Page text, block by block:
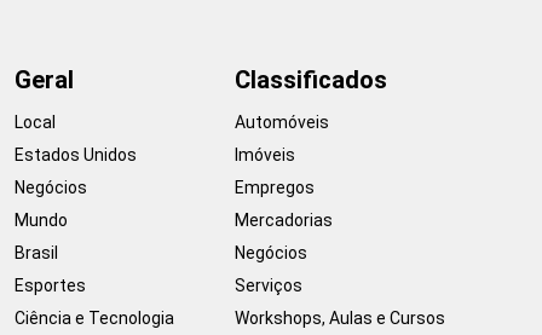
Geral
Local
Estados Unidos
Negócios
Mundo
Brasil
Esportes
Ciência e Tecnologia
Classificados
Automóveis
Imóveis
Empregos
Mercadorias
Negócios
Serviços
Workshops, Aulas e Cursos